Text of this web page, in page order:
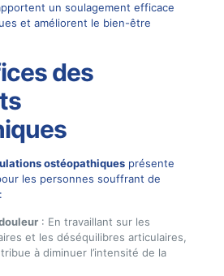
un soulagement efficace
et améliorent le bien-être
des
ostéopathiquesprésente
les personnes souffrant de
: En travaillant sur les
et les déséquilibres articulaires,
à diminuer l’intensité de la